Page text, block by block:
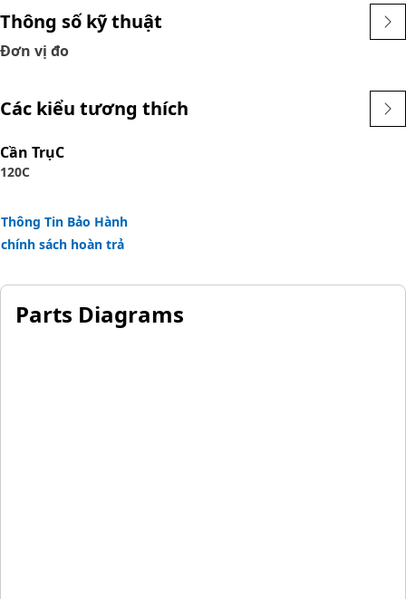
or opening.
Attributes:
• Corrosion resistance and compatibility.
Applications:
The Internal Retaining Ring for the hydraulic tank is used
Thông số kỹ thuật
Đơn vị đo
Các kiểu tương thích
Cần TrụC
120C
Thông Tin Bảo Hành
chính sách hoàn trả
Parts Diagrams